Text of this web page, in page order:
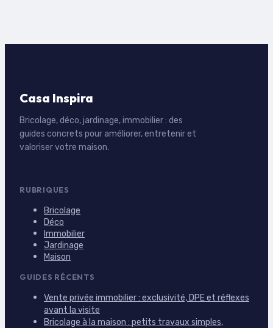
Casa Inspira
Bricolage, déco, jardinage, immobilier : des
guides concrets pour améliorer, entretenir et
valoriser votre maison.
RUBRIQUES
Bricolage
Déco
Immobilier
Jardinage
Maison
GUIDES RÉCENTS
Vente privée immobilier : exclusivité, DPE et réflexes
avant la visite
Bricolage à la maison : petits travaux simples,